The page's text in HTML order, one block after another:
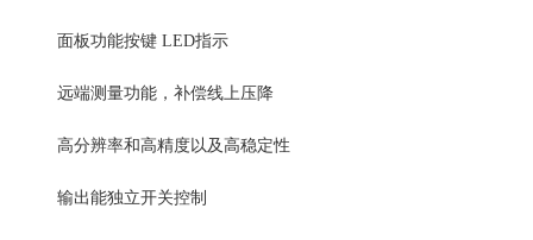
面板功能按键 LED指示
远端测量功能，补偿线上压降
高分辨率和高精度以及高稳定性
输出能独立开关控制